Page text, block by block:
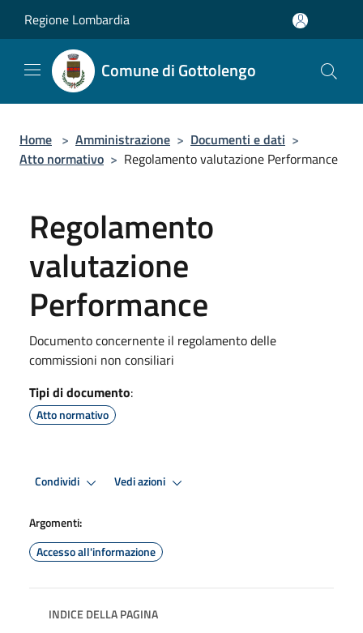
Regione Lombardia
Comune di Gottolengo
Home > Amministrazione > Documenti e dati >
Atto normativo > Regolamento valutazione Performance
Regolamento
valutazione
Performance
Documento concernente il regolamento delle
commissioni non consiliari
Tipi di documento:
Atto normativo
Condividi Vedi azioni
Argomenti:
Accesso all'informazione
INDICE DELLA PAGINA